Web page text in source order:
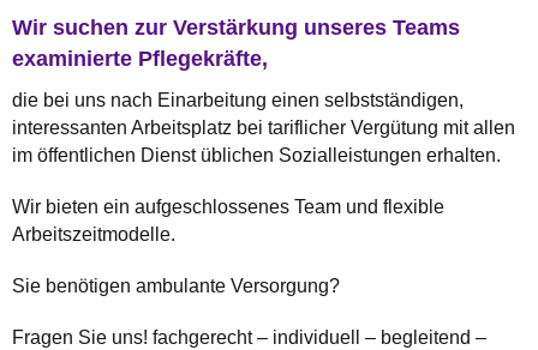
Wir suchen zur Verstärkung unseres Teams
examinierte Pflegekräfte,
die bei uns nach Einarbeitung einen selbstständigen,
interessanten Arbeitsplatz bei tariflicher Vergütung mit allen
im öffentlichen Dienst üblichen Sozialleistungen erhalten.
Wir bieten ein aufgeschlossenes Team und flexible
Arbeitszeitmodelle.
Sie benötigen ambulante Versorgung?
Fragen Sie uns! fachgerecht – individuell – begleitend –